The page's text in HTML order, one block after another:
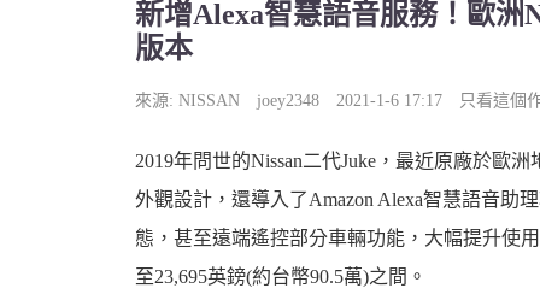
老
婆
新增Alexa智慧語音服務！歐洲
版本
來源: NISSAN joey2348 2021-1-6 17:17 只看這個
2019年問世的Nissan二代Juke，最近原廠於歐
外觀設計，還導入了Amazon Alexa智慧語音助
態，甚至遠端遙控部分車輛功能，大幅提升使
至23,695英鎊(約台幣90.5萬)之間。